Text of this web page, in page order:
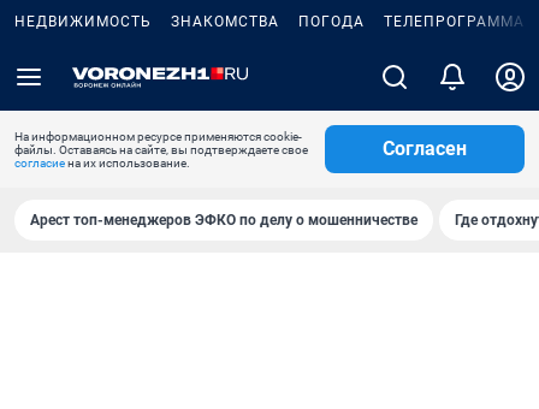
НЕДВИЖИМОСТЬ ЗНАКОМСТВА ПОГОДА ТЕЛЕПРОГРАММА
На информационном ресурсе применяются cookie-
файлы. Оставаясь на сайте, вы подтверждаете свое
согласиена их использование.
Согласен
Арест топ-менеджеров ЭФКО по делу о мошенничестве Где